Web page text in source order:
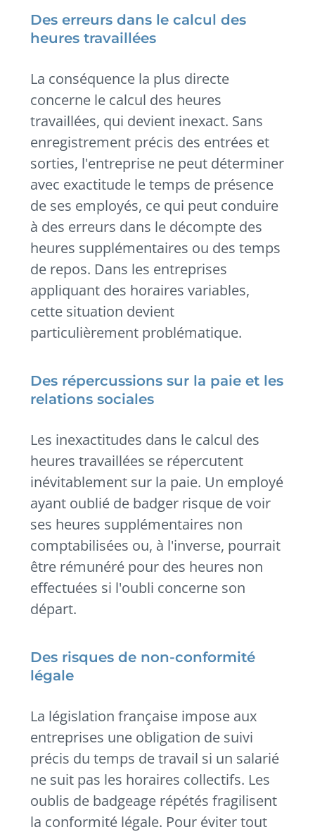
Des erreurs dans le calcul des
heures travaillées
La conséquence la plus directe
concerne le calcul des heures
travaillées, qui devient inexact. Sans
enregistrement précis des entrées et
sorties, l'entreprise ne peut déterminer
avec exactitude le temps de présence
de ses employés, ce qui peut conduire
à des erreurs dans le décompte des
heures supplémentaires ou des temps
de repos. Dans les entreprises
appliquant des horaires variables,
cette situation devient
particulièrement problématique.
Des répercussions sur la paie et les
relations sociales
Les inexactitudes dans le calcul des
heures travaillées se répercutent
inévitablement sur la paie. Un employé
ayant oublié de badger risque de voir
ses heures supplémentaires non
comptabilisées ou, à l'inverse, pourrait
être rémunéré pour des heures non
effectuées si l'oubli concerne son
départ.
Des risques de non-conformité
légale
La législation française impose aux
entreprises une obligation de suivi
précis du temps de travail si un salarié
ne suit pas les horaires collectifs. Les
oublis de badgeage répétés fragilisent
la conformité légale. Pour éviter tout